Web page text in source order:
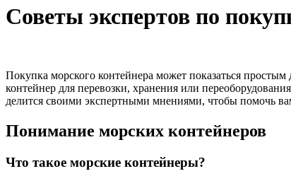
Советы экспертов по
Покупка морского контейнера может показаться
контейнер для перевозки, хранения или
делится своими экспертными мнениями, чтобы помочь
Понимание морских контейнеров
Что такое морские контейнеры?